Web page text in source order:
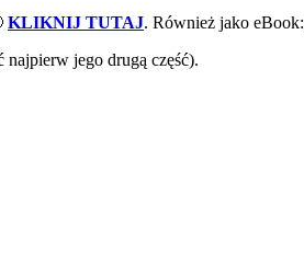
KLIKNIJ TUTAJ. Również jako eBook:
najpierw jego drugą część).